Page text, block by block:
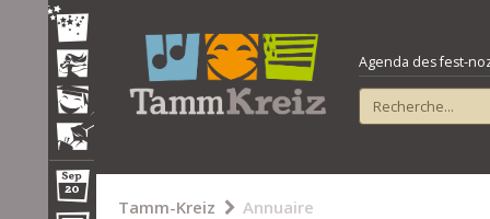
Agenda des fest-
Tamm-Kreiz Annuaire